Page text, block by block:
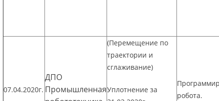
07.04.2020г.
ДПО
Промышленная
(Перемещение по
траектории и
сглаживание)
Уплотнение за
робота.